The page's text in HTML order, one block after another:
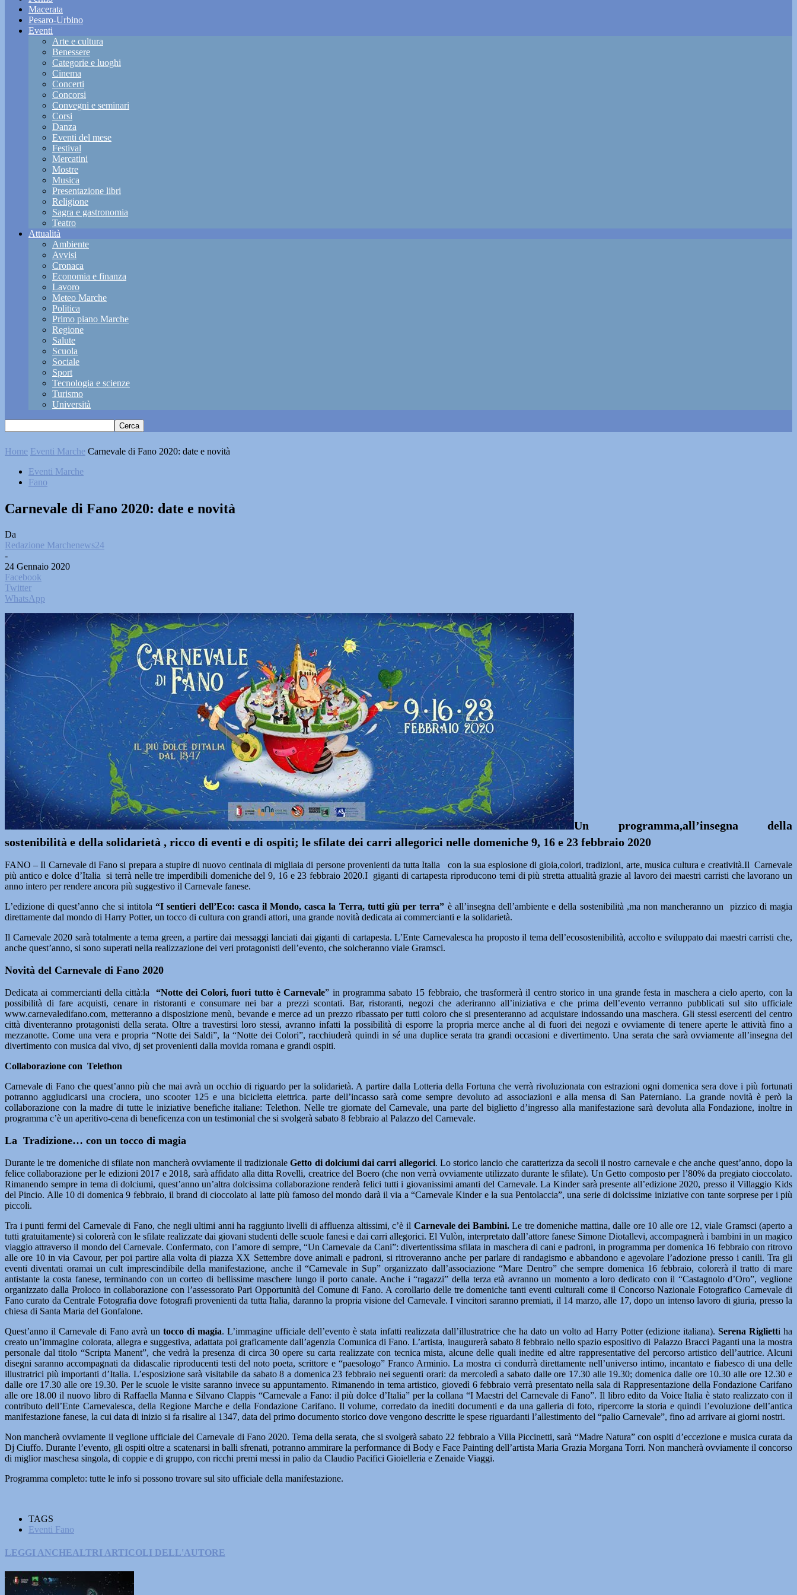
Macerata
Pesaro-Urbino
Eventi
Arte e cultura
Benessere
Categorie e luoghi
Cinema
Concerti
Concorsi
Convegni e seminari
Corsi
Danza
Eventi del mese
Festival
Mercatini
Mostre
Musica
Presentazione libri
Religione
Sagra e gastronomia
Teatro
Attualità
Ambiente
Avvisi
Cronaca
Economia e finanza
Lavoro
Meteo Marche
Politica
Primo piano Marche
Regione
Salute
Scuola
Sociale
Sport
Tecnologia e scienze
Turismo
Università
Home Eventi Marche Carnevale di Fano 2020: date e novità
Eventi Marche
Fano
Carnevale di Fano 2020: date e novità
Da
Redazione Marchenews24
-
24 Gennaio 2020
Facebook
Twitter
WhatsApp
Un programma,all’insegna della
sostenibilità e della solidarietà , ricco di eventi e di ospiti; le sfilate dei carri allegorici nelle domeniche 9, 16 e 23 febbraio 2020
FANO – Il Carnevale di Fano si prepara a stupire di nuovo centinaia di migliaia di persone provenienti da tutta Italia con la sua esplosione di gioia,colori, tradizioni, arte, musica cultura e creatività.Il Carnevale
più antico e dolce d’Italia si terrà nelle tre imperdibili domeniche del 9, 16 e 23 febbraio 2020.I giganti di cartapesta riproducono temi di più stretta attualità grazie al lavoro dei maestri carristi che lavorano un
anno intero per rendere ancora più suggestivo il Carnevale fanese.
L’edizione di quest’anno che si intitola“I sentieri dell’Eco: casca il Mondo, casca la Terra, tutti giù per terra” è all’insegna dell’ambiente e della sostenibilità ,ma non mancheranno un pizzico di magia
direttamente dal mondo di Harry Potter, un tocco di cultura con grandi attori, una grande novità dedicata ai commercianti e la solidarietà.
Il Carnevale 2020 sarà totalmente a tema green, a partire dai messaggi lanciati dai giganti di cartapesta. L’Ente Carnevalesca ha proposto il tema dell’ecosostenibilità, accolto e sviluppato dai maestri carristi che,
anche quest’anno, si sono superati nella realizzazione dei veri protagonisti dell’evento, che solcheranno viale Gramsci.
Novità del Carnevale di Fano 2020
Dedicata ai commercianti della città:la “Notte dei Colori, fuori tutto è Carnevale” in programma sabato 15 febbraio, che trasformerà il centro storico in una grande festa in maschera a cielo aperto, con la
possibilità di fare acquisti, cenare in ristoranti e consumare nei bar a prezzi scontati. Bar, ristoranti, negozi che aderiranno all’iniziativa e che prima dell’evento verranno pubblicati sul sito ufficiale
www.carnevaledifano.com, metteranno a disposizione menù, bevande e merce ad un prezzo ribassato per tutti coloro che si presenteranno ad acquistare indossando una maschera. Gli stessi esercenti del centro
città diventeranno protagonisti della serata. Oltre a travestirsi loro stessi, avranno infatti la possibilità di esporre la propria merce anche al di fuori dei negozi e ovviamente di tenere aperte le attività fino a
mezzanotte. Come una vera e propria “Notte dei Saldi”, la “Notte dei Colori”, racchiuderà quindi in sé una duplice serata tra grandi occasioni e divertimento. Una serata che sarà ovviamente all’insegna del
divertimento con musica dal vivo, dj set provenienti dalla movida romana e grandi ospiti.
Collaborazione con Telethon
Carnevale di Fano che quest’anno più che mai avrà un occhio di riguardo per la solidarietà. A partire dalla Lotteria della Fortuna che verrà rivoluzionata con estrazioni ogni domenica sera dove i più fortunati
potranno aggiudicarsi una crociera, uno scooter 125 e una bicicletta elettrica. parte dell’incasso sarà come sempre devoluto ad associazioni e alla mensa di San Paterniano. La grande novità è però la
collaborazione con la madre di tutte le iniziative benefiche italiane: Telethon. Nelle tre giornate del Carnevale, una parte del biglietto d’ingresso alla manifestazione sarà devoluta alla Fondazione, inoltre in
programma c’è un aperitivo-cena di beneficenza con un testimonial che si svolgerà sabato 8 febbraio al Palazzo del Carnevale.
La Tradizione… con un tocco di magia
Durante le tre domeniche di sfilate non mancherà ovviamente il tradizionaleGetto di dolciumi dai carri allegorici. Lo storico lancio che caratterizza da secoli il nostro carnevale e che anche quest’anno, dopo la
felice collaborazione per le edizioni 2017 e 2018, sarà affidato alla ditta Rovelli, creatrice del Boero (che non verrà ovviamente utilizzato durante le sfilate). Un Getto composto per l’80% da pregiato cioccolato.
Rimanendo sempre in tema di dolciumi, quest’anno un’altra dolcissima collaborazione renderà felici tutti i giovanissimi amanti del Carnevale. La Kinder sarà presente all’edizione 2020, presso il Villaggio Kids
del Pincio. Alle 10 di domenica 9 febbraio, il brand di cioccolato al latte più famoso del mondo darà il via a “Carnevale Kinder e la sua Pentolaccia”, una serie di dolcissime iniziative con tante sorprese per i più
piccoli.
Tra i punti fermi del Carnevale di Fano, che negli ultimi anni ha raggiunto livelli di affluenza altissimi, c’è il Carnevale dei Bambini.Le tre domeniche mattina, dalle ore 10 alle ore 12, viale Gramsci (aperto a
tutti gratuitamente) si colorerà con le sfilate realizzate dai giovani studenti delle scuole fanesi e dai carri allegorici. El Vulòn, interpretato dall’attore fanese Simone Diotallevi, accompagnerà i bambini in un magico
viaggio attraverso il mondo del Carnevale. Confermato, con l’amore di sempre, “Un Carnevale da Cani”: divertentissima sfilata in maschera di cani e padroni, in programma per domenica 16 febbraio con ritrovo
alle ore 10 in via Cavour, per poi partire alla volta di piazza XX Settembre dove animali e padroni, si ritroveranno anche per parlare di randagismo e abbandono e agevolare l’adozione presso i canili. Tra gli
eventi diventati oramai un cult imprescindibile della manifestazione, anche il “Carnevale in Sup” organizzato dall’associazione “Mare Dentro” che sempre domenica 16 febbraio, colorerà il tratto di mare
antistante la costa fanese, terminando con un corteo di bellissime maschere lungo il porto canale. Anche i “ragazzi” della terza età avranno un momento a loro dedicato con il “Castagnolo d’Oro”, veglione
organizzato dalla Proloco in collaborazione con l’assessorato Pari Opportunità del Comune di Fano. A corollario delle tre domeniche tanti eventi culturali come il Concorso Nazionale Fotografico Carnevale di
Fano curato da Centrale Fotografia dove fotografi provenienti da tutta Italia, daranno la propria visione del Carnevale. I vincitori saranno premiati, il 14 marzo, alle 17, dopo un intenso lavoro di giuria, presso la
chiesa di Santa Maria del Gonfalone.
Quest’anno il Carnevale di Fano avrà untocco di magia. L’immagine ufficiale dell’evento è stata infatti realizzata dall’illustratrice che ha dato un volto ad Harry Potter (edizione italiana). Serena Riglietti ha
creato un’immagine colorata, allegra e suggestiva, adattata poi graficamente dall’agenzia Comunica di Fano. L’artista, inaugurerà sabato 8 febbraio nello spazio espositivo di Palazzo Bracci Paganti una la mostra
personale dal titolo “Scripta Manent”, che vedrà la presenza di circa 30 opere su carta realizzate con tecnica mista, alcune delle quali inedite ed altre rappresentative del percorso artistico dell’autrice. Alcuni
disegni saranno accompagnati da didascalie riproducenti testi del noto poeta, scrittore e “paesologo” Franco Arminio. La mostra ci condurrà direttamente nell’universo intimo, incantato e fiabesco di una delle
illustratrici più importanti d’Italia. L’esposizione sarà visitabile da sabato 8 a domenica 23 febbraio nei seguenti orari: da mercoledì a sabato dalle ore 17.30 alle 19.30; domenica dalle ore 10.30 alle ore 12.30 e
dalle ore 17.30 alle ore 19.30. Per le scuole le visite saranno invece su appuntamento. Rimanendo in tema artistico, giovedì 6 febbraio verrà presentato nella sala di Rappresentazione della Fondazione Carifano
alle ore 18.00 il nuovo libro di Raffaella Manna e Silvano Clappis “Carnevale a Fano: il più dolce d’Italia” per la collana “I Maestri del Carnevale di Fano”. Il libro edito da Voice Italia è stato realizzato con il
contributo dell’Ente Carnevalesca, della Regione Marche e della Fondazione Carifano. Il volume, corredato da inediti documenti e da una galleria di foto, ripercorre la storia e quindi l’evoluzione dell’antica
manifestazione fanese, la cui data di inizio si fa risalire al 1347, data del primo documento storico dove vengono descritte le spese riguardanti l’allestimento del “palio Carnevale”, fino ad arrivare ai giorni nostri.
Non mancherà ovviamente il veglione ufficiale del Carnevale di Fano 2020. Tema della serata, che si svolgerà sabato 22 febbraio a Villa Piccinetti, sarà “Madre Natura” con ospiti d’eccezione e musica curata da
Dj Ciuffo. Durante l’evento, gli ospiti oltre a scatenarsi in balli sfrenati, potranno ammirare la performance di Body e Face Painting dell’artista Maria Grazia Morgana Torri. Non mancherà ovviamente il concorso
di miglior maschesa singola, di coppie e di gruppo, con ricchi premi messi in palio da Claudio Pacifici Gioielleria e Zenaide Viaggi.
Programma completo: tutte le info si possono trovare sul sito ufficiale della manifestazione.
TAGS
Eventi Fano
LEGGI ANCHEALTRI ARTICOLI DELL'AUTORE